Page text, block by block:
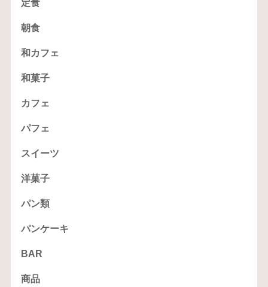
定食
朝食
和カフェ
和菓子
カフェ
パフェ
スイーツ
洋菓子
パン類
パンケーキ
BAR
商品